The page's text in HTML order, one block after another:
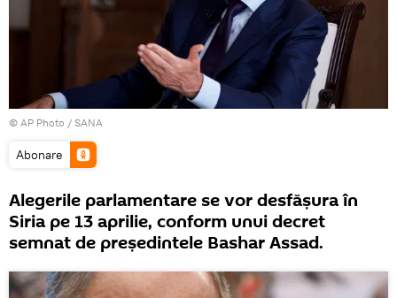
© AP Photo / SANA
Abonare
Alegerile parlamentare se vor desfășura în
Siria pe 13 aprilie, conform unui decret
semnat de președintele Bashar Assad.